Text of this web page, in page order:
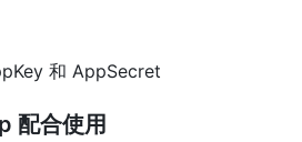
和 AppSecret
配合使用